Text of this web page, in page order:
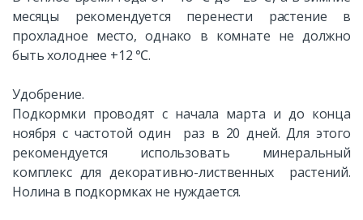
месяцы рекомендуется перенести растение в
прохладное место, однако в комнате не должно
быть холоднее +12 ℃.
Удобрение.
Подкормки проводят с начала марта и до конца
ноября с частотой один раз в 20 дней. Для этого
рекомендуется использовать минеральный
комплекс для декоративно-лиственных растений.
Нолина в подкормках не нуждается.